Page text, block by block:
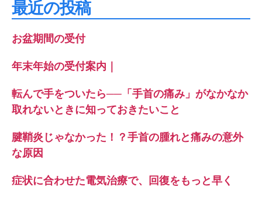
最近の投稿
お盆期間の受付
年末年始の受付案内｜
転んで手をついたら──「手首の痛み」がなかなか
取れないときに知っておきたいこと
腱鞘炎じゃなかった！？手首の腫れと痛みの意外
な原因
症状に合わせた電気治療で、回復をもっと早く